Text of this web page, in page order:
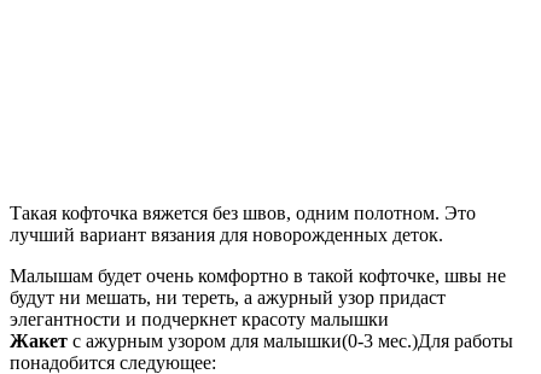
Такая кофточка вяжется без швов, одним полотном. Это
лучший вариант вязания для новорожденных деток.
Малышам будет очень комфортно в такой кофточке, швы не
будут ни мешать, ни тереть, а ажурный узор придаст
элегантности и подчеркнет красоту малышки
Жакет с ажурным узором для малышки(0-3 мес.)Для работы
понадобится следующее: